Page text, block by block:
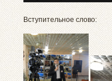
Вступительное слово: